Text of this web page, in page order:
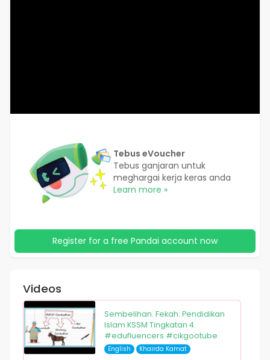
Tebus eVoucher
Tebus ganjaran untuk
meghargai kerja keras anda
Learn more »
Register for a free Pandai account now
Videos
Sembelihan. Fekah: Pendidikan
Islam KSSM Tingkatan 4.
#edufluencers #cikgootube
English Khairda Kamat